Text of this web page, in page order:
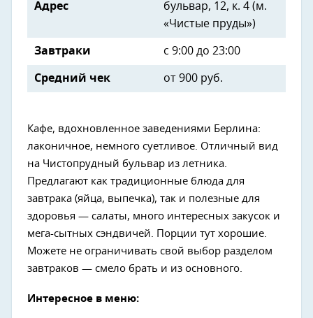
Адрес
бульвар, 12, к. 4 (м.
«Чистые пруды»)
Завтраки с 9:00 до 23:00
Средний чек от 900 руб.
Кафе, вдохновленное заведениями Берлина:
лаконичное, немного суетливое. Отличный вид
на Чистопрудный бульвар из летника.
Предлагают как традиционные блюда для
завтрака (яйца, выпечка), так и полезные для
здоровья — салаты, много интересных закусок и
мега-сытных сэндвичей. Порции тут хорошие.
Можете не ограничивать свой выбор разделом
завтраков — смело брать и из основного.
Интересное в меню: